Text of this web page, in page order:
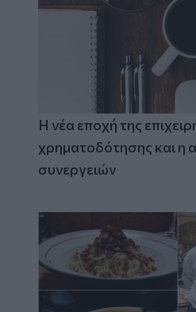
Η νέα εποχή της
χρηματοδότησης και η
συνεργειών